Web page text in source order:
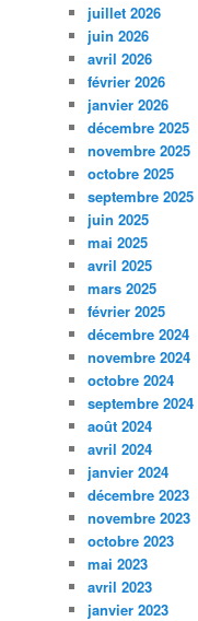
juillet 2026
juin 2026
avril 2026
février 2026
janvier 2026
décembre 2025
novembre 2025
octobre 2025
septembre 2025
juin 2025
mai 2025
avril 2025
mars 2025
février 2025
décembre 2024
novembre 2024
octobre 2024
septembre 2024
août 2024
avril 2024
janvier 2024
décembre 2023
novembre 2023
octobre 2023
mai 2023
avril 2023
janvier 2023